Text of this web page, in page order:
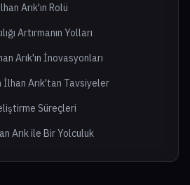
Arık'ın Rolü
Artırmanın Yolları
Arık'ın İnovasyonları
İlhan Arık'tan Tavsiyeler
Süreçleri
Arık ile Bir Yolculuk